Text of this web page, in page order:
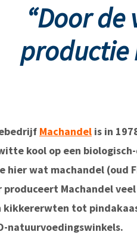
“Door de
productie
Machandel is in
kool op een
hier wat machandel (oud
produceert Machandel
kikkererwten tot
natuurvoedingswinkels.